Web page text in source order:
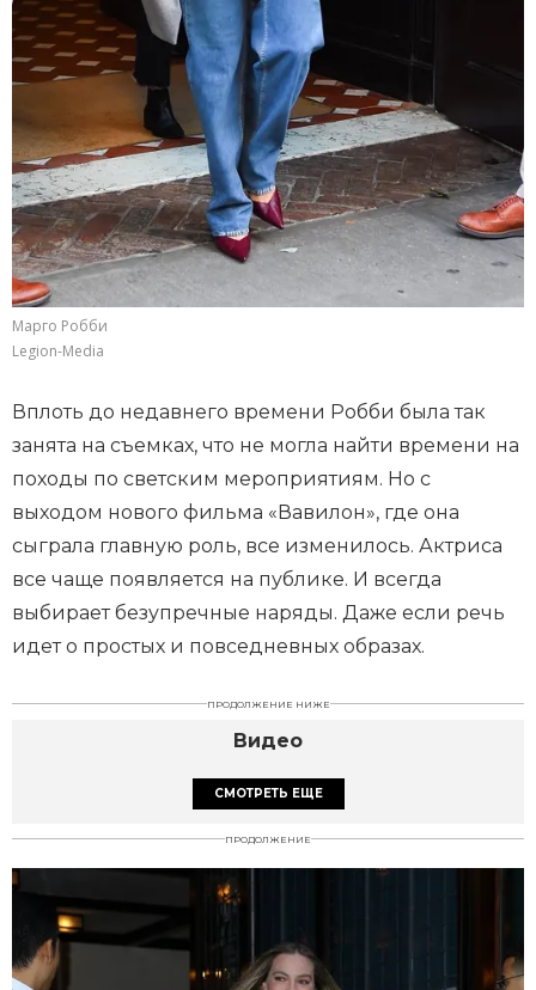
Марго Робби
Legion-Media
Вплоть до недавнего времени Робби была так
занята на съемках, что не могла найти времени на
походы по светским мероприятиям. Но с
выходом нового фильма «Вавилон», где она
сыграла главную роль, все изменилось. Актриса
все чаще появляется на публике. И всегда
выбирает безупречные наряды. Даже если речь
идет о простых и повседневных образах.
ПРОДОЛЖЕНИЕ НИЖЕ
Видео
СМОТРЕТЬ ЕЩЕ
ПРОДОЛЖЕНИЕ